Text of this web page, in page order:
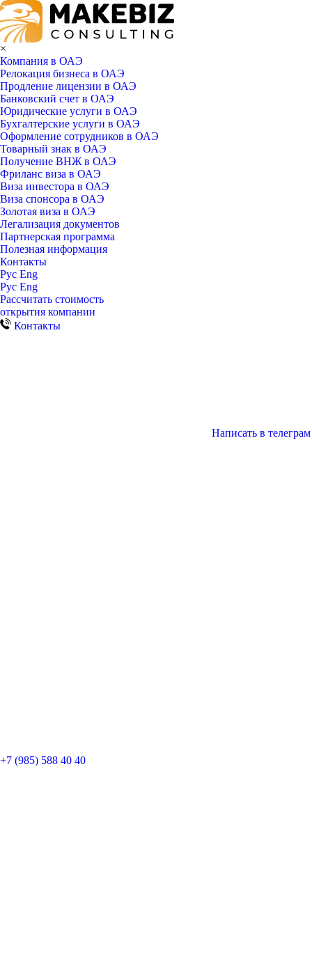
×
Компания в ОАЭ
Релокация бизнеса в ОАЭ
Продление лицензии в ОАЭ
Банковский счет в ОАЭ
Юридические услуги в ОАЭ
Бухгалтерские услуги в ОАЭ
Оформление сотрудников в ОАЭ
Товарный знак в ОАЭ
Получение ВНЖ в ОАЭ
Фриланс виза в ОАЭ
Виза инвестора в ОАЭ
Виза спонсора в ОАЭ
Золотая виза в ОАЭ
Легализация документов
Партнерская программа
Полезная информация
Контакты
Рус Eng
Рус Eng
Рассчитать стоимость
открытия компании
Контакты
Написать в телеграм
+7 (985) 588 40 40